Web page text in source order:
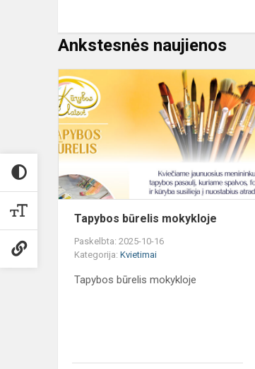
Ankstesnės naujienos
Tapybos būrelis mokykloje
Paskelbta: 2025-10-16
Kategorija: Kvietimai
Tapybos būrelis mokykloje